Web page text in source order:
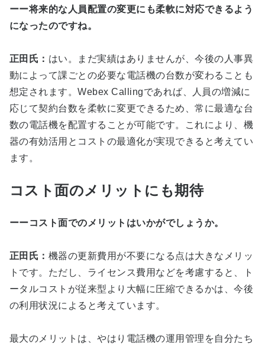
ーー将来的な人員配置の変更にも柔軟に対応できるよう
になったのですね。
正田氏： はい。まだ実績はありませんが、今後の人事異
動によって課ごとの必要な電話機の台数が変わることも
想定されます。Webex Callingであれば、人員の増減に
応じて契約台数を柔軟に変更できるため、常に最適な台
数の電話機を配置することが可能です。これにより、機
器の有効活用とコストの最適化が実現できると考えてい
ます。
コスト面のメリットにも期待
ーーコスト面でのメリットはいかがでしょうか。
正田氏： 機器の更新費用が不要になる点は大きなメリッ
トです。ただし、ライセンス費用などを考慮すると、ト
ータルコストが従来型より大幅に圧縮できるかは、今後
の利用状況によると考えています。
最大のメリットは、やはり電話機の運用管理を自分たち